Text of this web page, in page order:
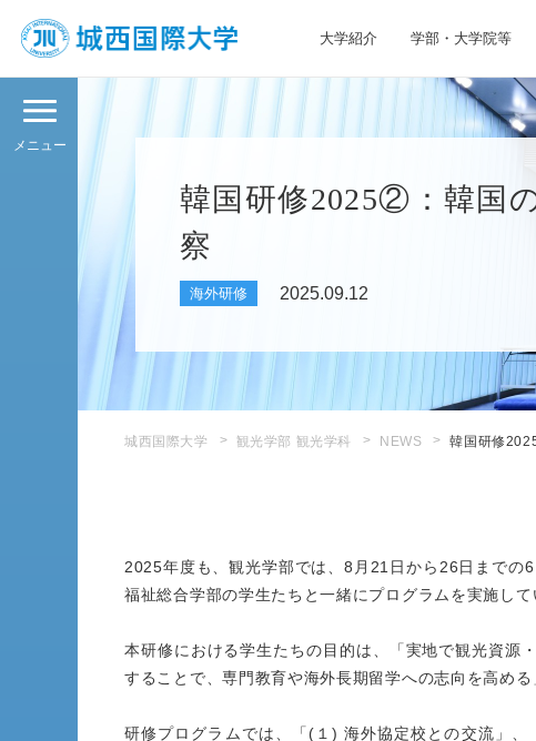
大学紹介 学部・大学院等
メニュー
韓国研修2025②：韓国
察
海外研修 2025.09.12
城西国際大学 観光学部 観光学科 NEWS 韓国研修
2025年度も、観光学部では、8月21日から26日までの
福祉総合学部の学生たちと一緒にプログラムを実施して
本研修における学生たちの目的は、「実地で観光資源
することで、専門教育や海外長期留学への志向を高める
研修プログラムでは、「(１) 海外協定校との交流」